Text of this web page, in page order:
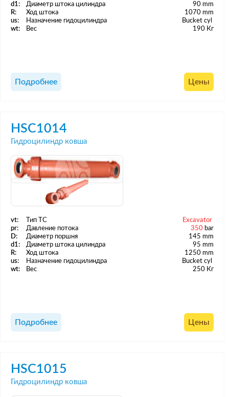
d1:
Диаметр штока цилиндра
90 mm
R:
Ход штока
1070 mm
us:
Назначение гидоцилиндра
Bucket cyl
wt:
Вес 190 Кг
Подробнее Цены
HSC1014
Гидроцилиндр ковша
vt: Тип ТС
Excavator
pr:
Давление потока 350 bar
D:
Диаметр поршня
145 mm
d1:
Диаметр штока цилиндра
95 mm
R:
Ход штока
1250 mm
us:
Назначение гидоцилиндра
Bucket cyl
wt:
Вес 250 Кг
Подробнее Цены
HSC1015
Гидроцилиндр ковша